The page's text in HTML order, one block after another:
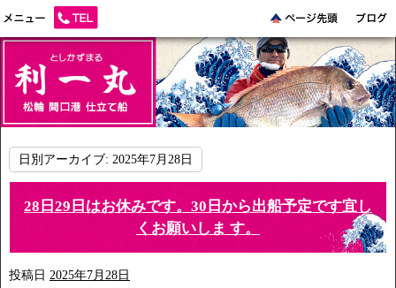
日別アーカイブ: 2025年7月28日
28日29日はお休みです。30日から出船予定です宜し
くお願いしま す。
投稿日 2025年7月28日